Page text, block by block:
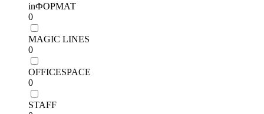
inФОРМАТ
0
MAGIC LINES
0
OFFICESPACE
0
STAFF